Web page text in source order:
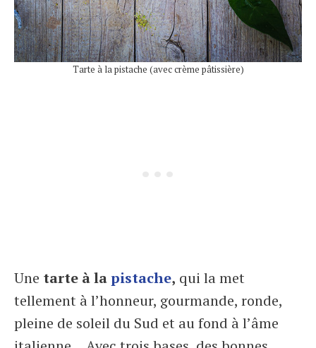
Tarte à la pistache (avec crème pâtissière)
Une tarte à lapistache, qui la met
tellement à l’honneur, gourmande, ronde,
pleine de soleil du Sud et au fond à l’âme